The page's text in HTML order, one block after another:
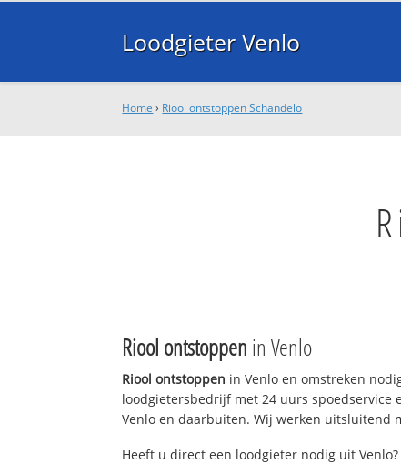
Loodgieter Venlo
Home › Riool ontstoppen Schandelo
Riool ontstoppen in Venlo
Riool ontstoppen in Venlo en omstreken
loodgietersbedrijf met 24 uurs spoedservice
Venlo en daarbuiten. Wij werken uitsluitend
Heeft u direct een loodgieter nodig uit